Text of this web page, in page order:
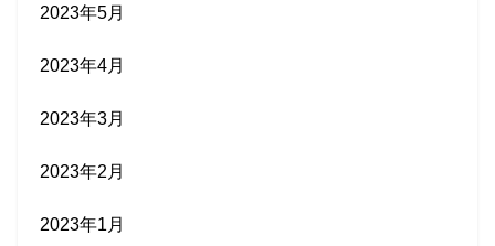
2023年5月
2023年4月
2023年3月
2023年2月
2023年1月